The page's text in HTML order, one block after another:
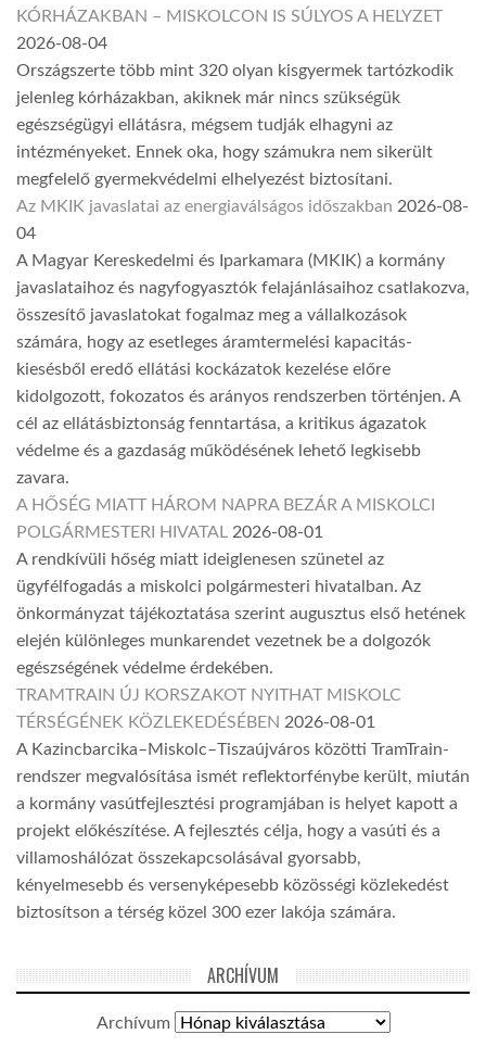
KÓRHÁZAKBAN – MISKOLCON IS SÚLYOS A HELYZET
2026-08-04
Országszerte több mint 320 olyan kisgyermek tartózkodik
jelenleg kórházakban, akiknek már nincs szükségük
egészségügyi ellátásra, mégsem tudják elhagyni az
intézményeket. Ennek oka, hogy számukra nem sikerült
megfelelő gyermekvédelmi elhelyezést biztosítani.
Az MKIK javaslatai az energiaválságos időszakban 2026-08-
04
A Magyar Kereskedelmi és Iparkamara (MKIK) a kormány
javaslataihoz és nagyfogyasztók felajánlásaihoz csatlakozva,
összesítő javaslatokat fogalmaz meg a vállalkozások
számára, hogy az esetleges áramtermelési kapacitás-
kiesésből eredő ellátási kockázatok kezelése előre
kidolgozott, fokozatos és arányos rendszerben történjen. A
cél az ellátásbiztonság fenntartása, a kritikus ágazatok
védelme és a gazdaság működésének lehető legkisebb
zavara.
A HŐSÉG MIATT HÁROM NAPRA BEZÁR A MISKOLCI
POLGÁRMESTERI HIVATAL 2026-08-01
A rendkívüli hőség miatt ideiglenesen szünetel az
ügyfélfogadás a miskolci polgármesteri hivatalban. Az
önkormányzat tájékoztatása szerint augusztus első hetének
elején különleges munkarendet vezetnek be a dolgozók
egészségének védelme érdekében.
TRAMTRAIN ÚJ KORSZAKOT NYITHAT MISKOLC
TÉRSÉGÉNEK KÖZLEKEDÉSÉBEN 2026-08-01
A Kazincbarcika–Miskolc–Tiszaújváros közötti TramTrain-
rendszer megvalósítása ismét reflektorfénybe került, miután
a kormány vasútfejlesztési programjában is helyet kapott a
projekt előkészítése. A fejlesztés célja, hogy a vasúti és a
villamoshálózat összekapcsolásával gyorsabb,
kényelmesebb és versenyképesebb közösségi közlekedést
biztosítson a térség közel 300 ezer lakója számára.
ARCHÍVUM
Archívum